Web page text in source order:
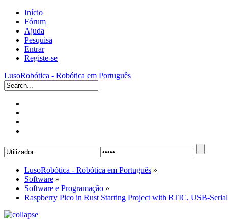
Início
Fórum
Ajuda
Pesquisa
Entrar
Registe-se
LusoRobótica - Robótica em Português
LusoRobótica - Robótica em Português »
Software »
Software e Programação »
Raspberry Pico in Rust Starting Project with RTIC, USB-